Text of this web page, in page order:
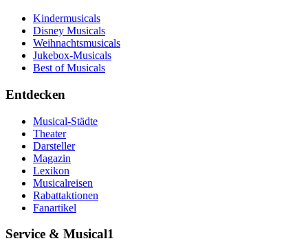
Kindermusicals
Disney Musicals
Weihnachtsmusicals
Jukebox-Musicals
Best of Musicals
Entdecken
Musical-Städte
Theater
Darsteller
Magazin
Lexikon
Musicalreisen
Rabattaktionen
Fanartikel
Service & Musical1